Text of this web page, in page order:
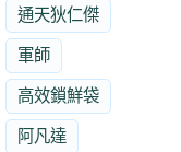
通天狄仁傑
軍師
高效鎖鮮袋
阿凡達